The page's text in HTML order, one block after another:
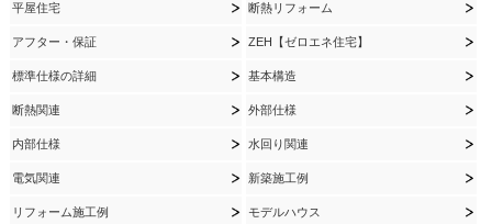
平屋住宅 断熱リフォーム
アフター・保証 ZEH【ゼロエネ住宅】
標準仕様の詳細 基本構造
断熱関連 外部仕様
内部仕様 水回り関連
電気関連 新築施工例
リフォーム施工例 モデルハウス